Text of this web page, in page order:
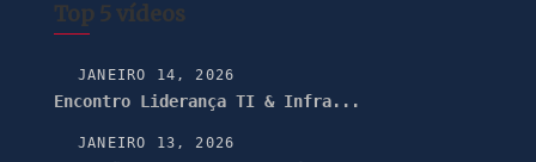
Top 5 vídeos
JANEIRO 14, 2026
Encontro Liderança TI & Infra...
JANEIRO 13, 2026